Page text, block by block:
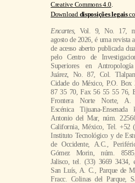
Creative Commons 4.0
Download disposições legais
Encartes, Vol. 9, No. 17,
agosto de 2026, é uma revista
de acesso aberto publicada
pelo Centro de
Superiores en
Juárez, No. 87, Col.
Cidade do México, P.O. Box
87 35 70, Fax 56 55 55 76,
Frontera Norte Norte, A.
Escénica Tijuana-
Antonio del Mar, núm.
California, México, Tel. +52
Instituto Tecnológico y de
de Occidente, A.C.,
Gómez Morin, núm. 8585,
Jalisco, tel. (33) 3669 3434,
San Luís, A. C., Parque de
Fracc. Colinas del Parque,